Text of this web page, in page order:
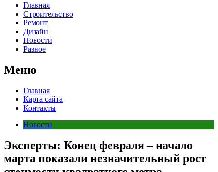
Главная
Строительство
Ремонт
Дизайн
Новости
Разное
Меню
Главная
Карта сайта
Контакты
Новости
Эксперты: Конец февраля – начало
марта показали незначительный рост